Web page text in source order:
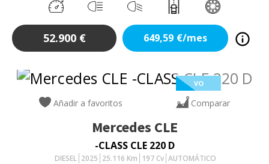
52.900 € 649,59 €/mes
VO
Añadir a favoritos Comparar
Mercedes CLE
-CLASS CLE 220 D
DIESEL 2025 25.116 Km 197 Cv AUTOMÁTICO